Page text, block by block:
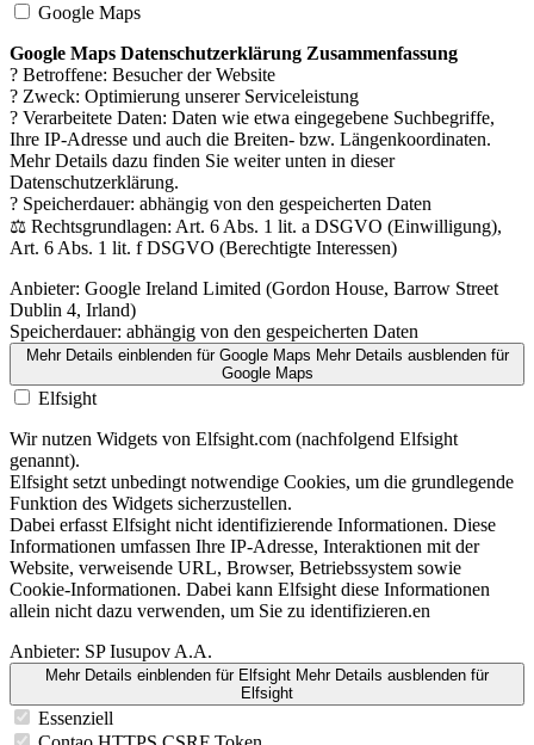
Google Maps
Google Maps Datenschutzerklärung Zusammenfassung
? Betroffene: Besucher der Website
? Zweck: Optimierung unserer Serviceleistung
? Verarbeitete Daten: Daten wie etwa eingegebene Suchbegriffe,
Ihre IP-Adresse und auch die Breiten- bzw. Längenkoordinaten.
Mehr Details dazu finden Sie weiter unten in dieser
Datenschutzerklärung.
? Speicherdauer: abhängig von den gespeicherten Daten
⚖️ Rechtsgrundlagen: Art. 6 Abs. 1 lit. a DSGVO (Einwilligung),
Art. 6 Abs. 1 lit. f DSGVO (Berechtigte Interessen)
Anbieter: Google Ireland Limited (Gordon House, Barrow Street
Dublin 4, Irland)
Speicherdauer: abhängig von den gespeicherten Daten
Mehr Details einblendenfür Google Maps Mehr Details ausblendenfür
Google Maps
Elfsight
Wir nutzen Widgets von Elfsight.com (nachfolgend Elfsight
genannt).
Elfsight setzt unbedingt notwendige Cookies, um die grundlegende
Funktion des Widgets sicherzustellen.
Dabei erfasst Elfsight nicht identifizierende Informationen. Diese
Informationen umfassen Ihre IP-Adresse, Interaktionen mit der
Website, verweisende URL, Browser, Betriebssystem sowie
Cookie-Informationen. Dabei kann Elfsight diese Informationen
allein nicht dazu verwenden, um Sie zu identifizieren.en
Anbieter: SP Iusupov A.A.
Mehr Details einblenden für Elfsight Mehr Details ausblenden für
Elfsight
Essenziell